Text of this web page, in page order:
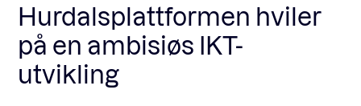
Nyheter
Møteplasser
Kontakt
POPULÆRE SØK:
Våre viktigste saker
Hurdalsplattformen hviler
på en ambisiøs IKT-
utvikling